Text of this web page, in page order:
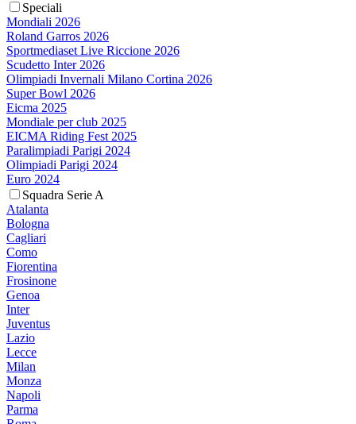
Speciali
Mondiali 2026
Roland Garros 2026
Sportmediaset Live Riccione 2026
Scudetto Inter 2026
Olimpiadi Invernali Milano Cortina 2026
Super Bowl 2026
Eicma 2025
Mondiale per club 2025
EICMA Riding Fest 2025
Paralimpiadi Parigi 2024
Olimpiadi Parigi 2024
Euro 2024
Squadra Serie A
Atalanta
Bologna
Cagliari
Como
Fiorentina
Frosinone
Genoa
Inter
Juventus
Lazio
Lecce
Milan
Monza
Napoli
Parma